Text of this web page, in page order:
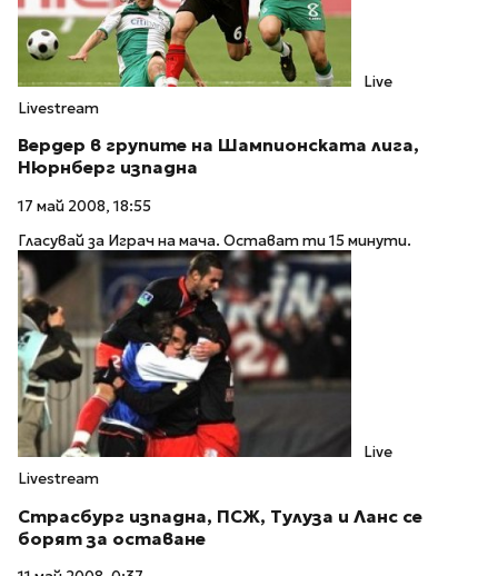
Live
Livestream
Вердер в групите на Шампионската лига,
Нюрнберг изпадна
17 май 2008, 18:55
Гласувай за Играч на мача. Остават ти 15 минути.
Live
Livestream
Страсбург изпадна, ПСЖ, Тулуза и Ланс се
борят за оставане